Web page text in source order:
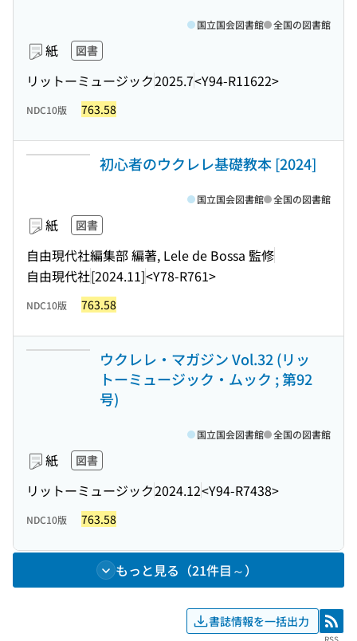
紙 図書
リットーミュージック2025.7<Y94-R11622>
国立国会図書館 全国の図書館
NDC10版 763.58
初心者のウクレレ基礎教本 [2024]
紙 図書
自由現代社編集部 編著, Lele de Bossa 監修
自由現代社[2024.11]<Y78-R761>
国立国会図書館 全国の図書館
NDC10版 763.58
ウクレレ・マガジン Vol.32 (リッ
トーミュージック・ムック ; 第92
号)
紙 図書
リットーミュージック2024.12<Y94-R7438>
国立国会図書館 全国の図書館
NDC10版 763.58
もっと見る（21件目～）
書誌情報を一括出力 RSS